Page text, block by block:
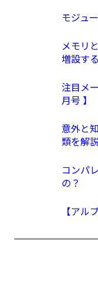
モジュ
メモリ
増設す
注目メ
月号 】
意外と
類を解
コンパ
の？
【アル